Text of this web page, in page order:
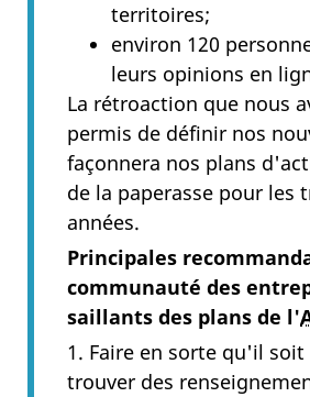
territoires;
environ 120
leurs opinions en
La rétroaction que nous
permis de définir nos
façonnera nos plans
de la paperasse pour les
années.
Principales
communauté des
saillants des plans de l'
1. Faire en sorte qu'il
trouver des